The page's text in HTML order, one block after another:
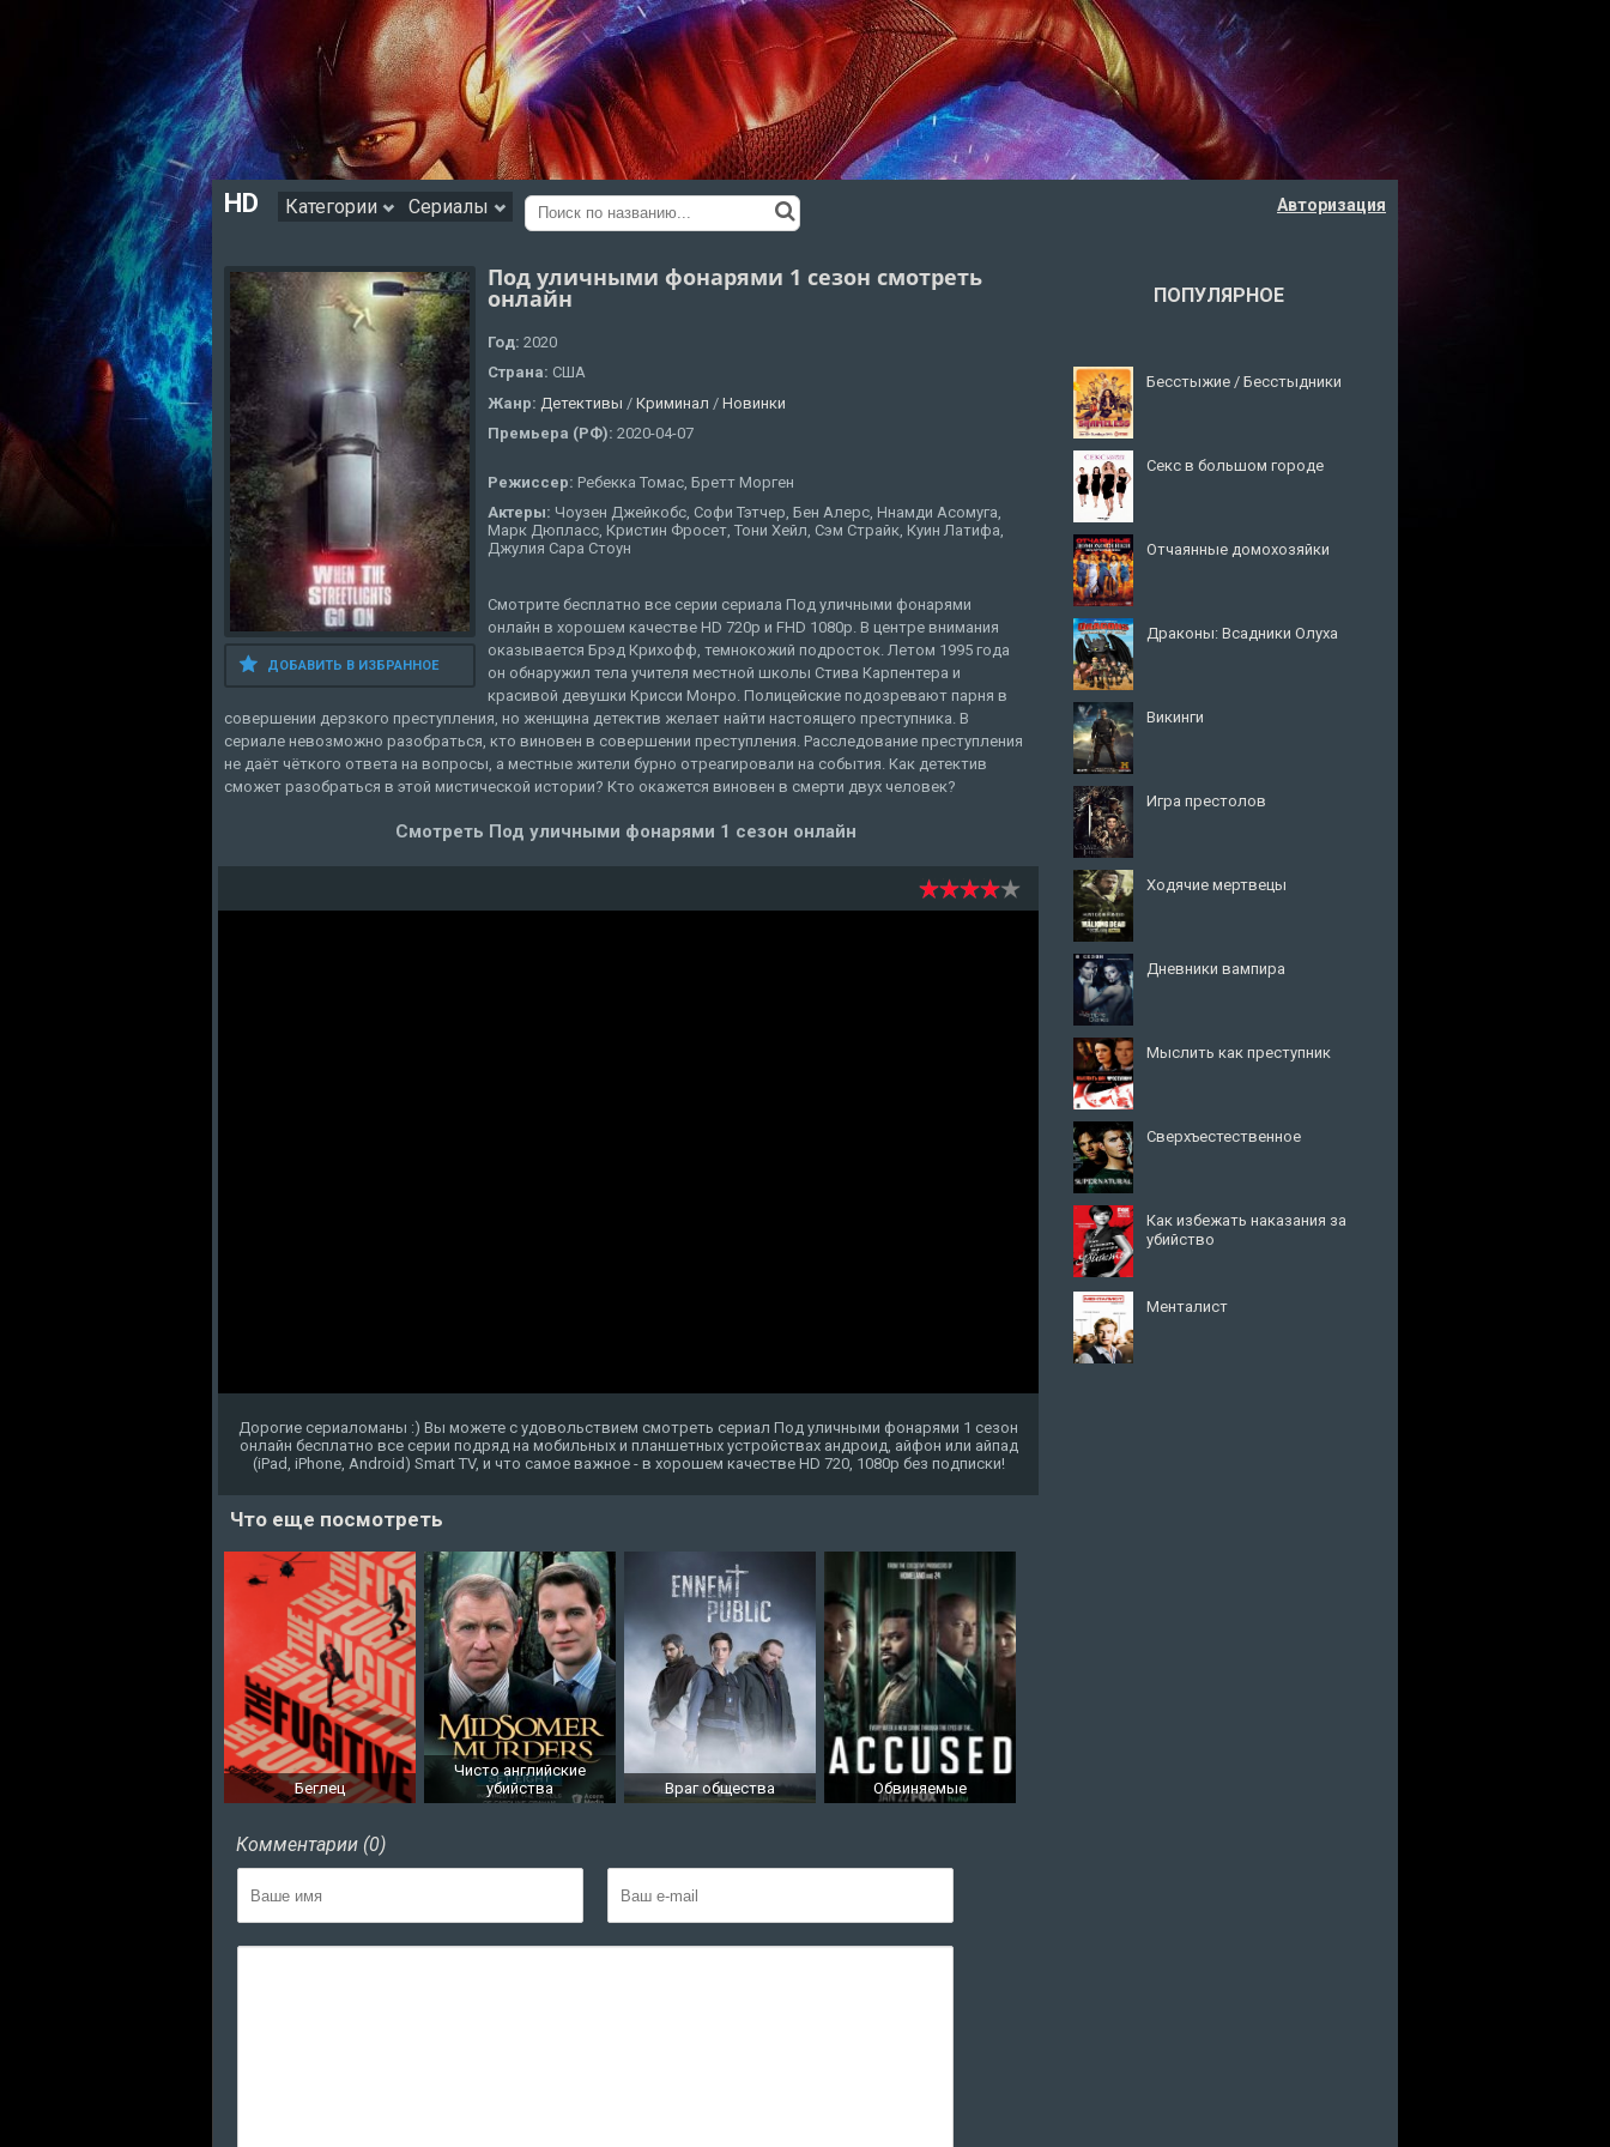
HD Категории Сериалы Авторизация
ДОБАВИТЬ В ИЗБРАННОЕ
Под уличными фонарями 1 сезон смотреть
онлайн
Год: 2020
Страна: США
Жанр: Детективы / Криминал / Новинки
Премьера (РФ): 2020-04-07
Режиссер: Ребекка Томас, Бретт Морген
Актеры: Чоузен Джейкобс, Софи Тэтчер, Бен Алерс, Ннамди Асомуга,
Марк Дюпласс, Кристин Фросет, Тони Хейл, Сэм Страйк, Куин Латифа,
Джулия Сара Стоун
Смотрите бесплатно все серии сериала Под уличными фонарями
онлайн в хорошем качестве HD 720p и FHD 1080p. В центре внимания
оказывается Брэд Крихофф, темнокожий подросток. Летом 1995 года
он обнаружил тела учителя местной школы Стива Карпентера и
красивой девушки Крисси Монро. Полицейские подозревают парня в
совершении дерзкого преступления, но женщина детектив желает найти настоящего преступника. В
сериале невозможно разобраться, кто виновен в совершении преступления. Расследование преступления
не даёт чёткого ответа на вопросы, а местные жители бурно отреагировали на события. Как детектив
сможет разобраться в этой мистической истории? Кто окажется виновен в смерти двух человек?
Смотреть Под уличными фонарями 1 сезон онлайн
Дорогие сериаломаны :) Вы можете с удовольствием смотреть сериал Под уличными фонарями 1 сезон
онлайн бесплатно все серии подряд на мобильных и планшетных устройствах андроид, айфон или айпад
(iPad, iPhone, Android) Smart TV, и что самое важное - в хорошем качестве HD 720, 1080p без подписки!
Что еще посмотреть
Беглец
Чисто английские
убийства
Враг общества Обвиняемые
Комментарии (0)
ПОПУЛЯРНОЕ
Бесстыжие / Бесстыдники
Секс в большом городе
Отчаянные домохозяйки
Драконы: Всадники Олуха
Викинги
Игра престолов
Ходячие мертвецы
Дневники вампира
Мыслить как преступник
Сверхъестественное
Как избежать наказания за
убийство
Менталист